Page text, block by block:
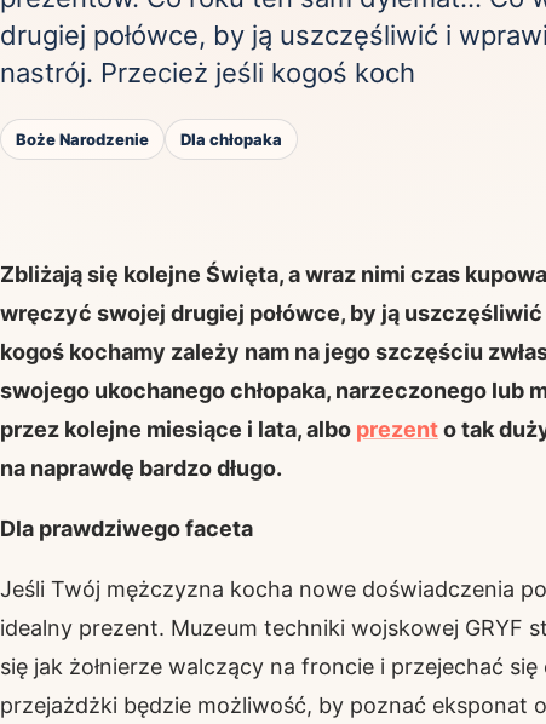
Dla niej Dla niego
Dla dwojga Urodziny
Ekstremalnie
Cała
drugiej połówce, by ją uszczęśliwić i
nastrój. Przecież jeśli kogoś koch
Boże Narodzenie Dla chłopaka
Zbliżają się kolejne Święta, a wraz nimi czas
wręczyć swojej drugiej połówce, by ją
kogoś kochamy zależy nam na jego szczęściu
swojego ukochanego chłopaka, narzeczonego lub
przez kolejne miesiące i lata, albo prezento tak
na naprawdę bardzo długo.
Dla prawdziwego faceta
Jeśli Twój mężczyzna kocha nowe doświadczenia
idealny prezent. Muzeum techniki wojskowej GRYF
się jak żołnierze walczący na froncie i przejechać
przejażdżki będzie możliwość, by poznać eksponat